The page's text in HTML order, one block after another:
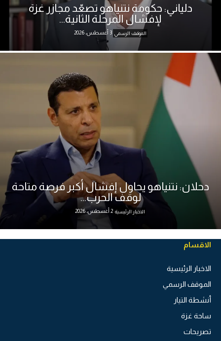
دلياني: حكومة نتنياهو تصعّد مجازر غزة
لإفشال المرحلة الثانية...
الموقف الرسمي 3 أغسطس، 2026
دحلان: نتنياهو يحاول إفشال أكبر فرصة متاحة
لوقف الحرب...
الاخبار الرئيسية 2 أغسطس، 2026
الاقسام
الاخبار الرئيسية
الموقف الرسمي
أنشطة التيار
ساحة غزة
تصريحات